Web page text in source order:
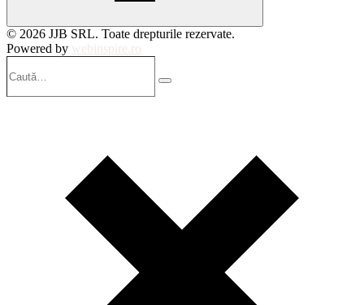
© 2026 JJB SRL. Toate drepturile rezervate.
Powered by
Search